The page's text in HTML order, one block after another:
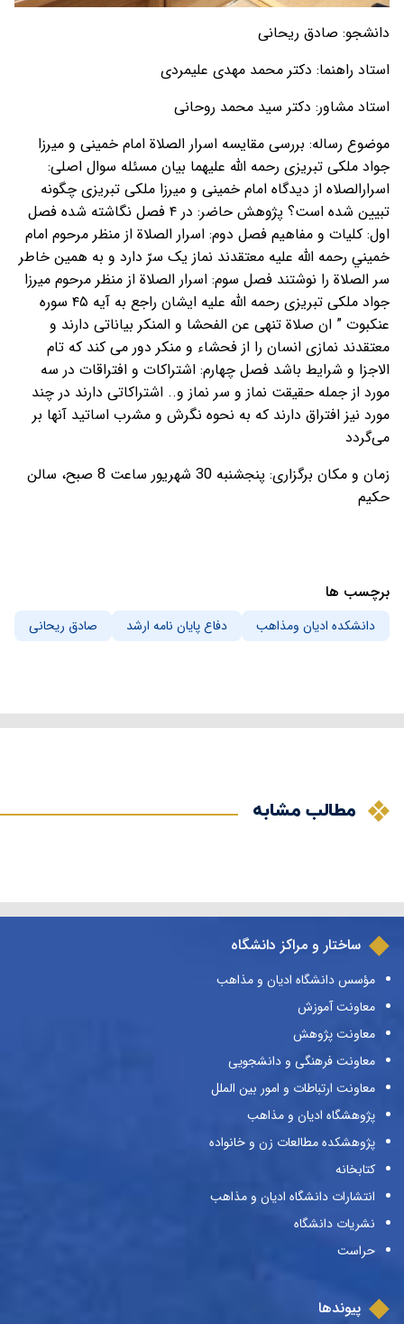
دانشجو: صادق ریحانی
استاد راهنما: دکتر محمد مهدی علیمردی
استاد مشاور: دکتر سید محمد روحانی
موضوع رساله: بررسی مقایسه اسرار الصلاة امام خمینی و میرزا
جواد ملکی تبریزی رحمه الله علیهما بیان مسئله سوال اصلی:
اسرارالصلاه از دیدگاه امام خمینی و میرزا ملکی تبریزی چگونه
تبیین شده است؟ پژوهش حاضر: در ۴ فصل نگاشته شده فصل
اول: کلیات و مفاهیم فصل دوم: اسرار الصلاة از منظر مرحوم امام
خميني رحمه الله علیه معتقدند نماز یک سرّ دارد و به همین خاطر
سر الصلاة را نوشتند فصل سوم: اسرار الصلاة از منظر مرحوم میرزا
جواد ملکی تبریزی رحمه الله علیه ایشان راجع به آیه ۴۵ سوره
عنکبوت ” ان صلاة تنهی عن الفحشا و المنکر بیاناتی دارند و
معتقدند نمازی انسان را از فحشاء و منکر دور می کند که تام
الاجزا و شرایط باشد فصل چهارم: اشتراکات و افتراقات در سه
مورد از جمله حقیقت نماز و سر نماز و.. اشتراکاتی دارند در چند
مورد نیز افتراق دارند که به نحوه نگرش و مشرب اساتید آنها بر
می‌گردد
زمان و مکان برگزاری: پنجشنبه 30 شهریور ساعت 8 صبح، سالن
حکیم
برچسب ها
دانشکده ادیان ومذاهب دفاع پایان نامه ارشد صادق ریحانی
مطالب مشابه
ساختار و مراکز دانشگاه
مؤسس دانشگاه ادیان و مذاهب
معاونت آموزش
معاونت پژوهش
معاونت فرهنگی و دانشجویی
معاونت ارتباطات و امور بین الملل
پژوهشگاه ادیان و مذاهب
پژوهشکده مطالعات زن و خانواده
کتابخانه
انتشارات دانشگاه ادیان و مذاهب
نشریات دانشگاه
حراست
پیوندها